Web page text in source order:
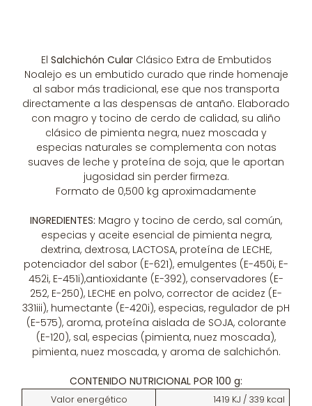
El Salchichón Cular Clásico Extra de Embutidos
Noalejo es un embutido curado que rinde homenaje
al sabor más tradicional, ese que nos transporta
directamente a las despensas de antaño. Elaborado
con magro y tocino de cerdo de calidad, su aliño
clásico de pimienta negra, nuez moscada y
especias naturales se complementa con notas
suaves de leche y proteína de soja, que le aportan
jugosidad sin perder firmeza.
Formato de 0,500 kg aproximadamente
INGREDIENTES: Magro y tocino de cerdo, sal común,
especias y aceite esencial de pimienta negra,
dextrina, dextrosa, LACTOSA, proteína de LECHE,
potenciador del sabor (E-621), emulgentes (E-450i, E-
452i, E-451i),antioxidante (E-392), conservadores (E-
252, E-250), LECHE en polvo, corrector de acidez (E-
331iii), humectante (E-420i), especias, regulador de pH
(E-575), aroma, proteína aislada de SOJA, colorante
(E-120), sal, especias (pimienta, nuez moscada),
pimienta, nuez moscada, y aroma de salchichón.
CONTENIDO NUTRICIONAL POR 100 g:
Valor energético
1419 KJ / 339 kcal